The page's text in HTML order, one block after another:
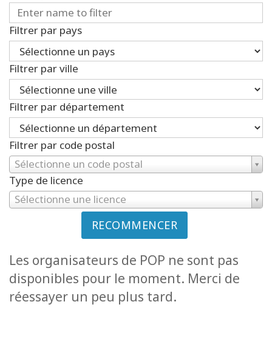
Filtrer par pays
Filtrer par ville
Filtrer par département
Filtrer par code postal
Sélectionne un code postal
Type de licence
Sélectionne une licence
RECOMMENCER
Les organisateurs de POP ne sont pas
disponibles pour le moment. Merci de
réessayer un peu plus tard.